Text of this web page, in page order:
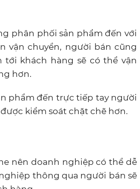
phân phối sản phẩm đến với
vận chuyển, người bán cũng
khách hàng sẽ có thể vận
hơn.
phẩm đến trực tiếp tay người
kiểm soát chặt chẽ hơn.
nên doanh nghiệp có thể dễ
thông qua người bán sẽ